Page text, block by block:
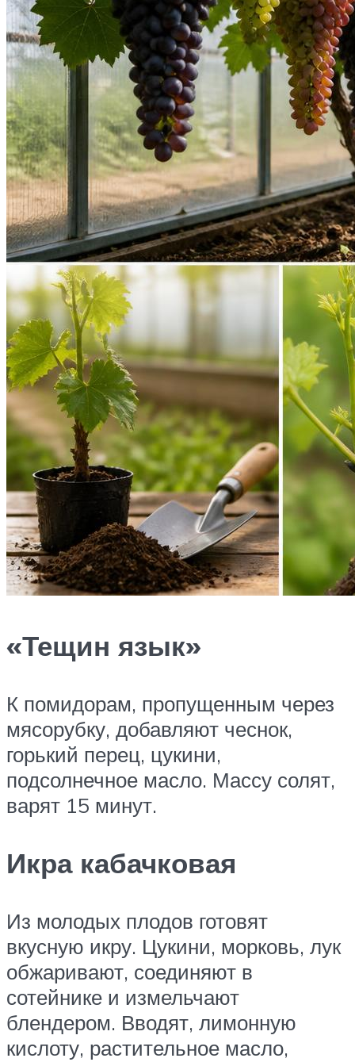
«Тещин язык»
К помидорам, пропущенным через
мясорубку, добавляют чеснок,
горький перец, цукини,
подсолнечное масло. Массу солят,
варят 15 минут.
Икра кабачковая
Из молодых плодов готовят
вкусную икру. Цукини, морковь, лук
обжаривают, соединяют в
сотейнике и измельчают
блендером. Вводят, лимонную
кислоту, растительное масло,